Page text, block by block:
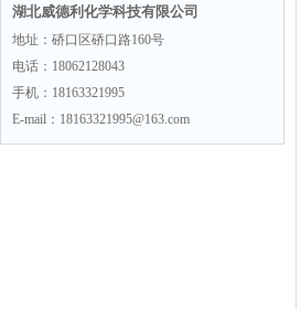
湖北威德利化学科技有限公司
地址：硚口区硚口路160号
电话：18062128043
手机：18163321995
E-mail：18163321995@163.com